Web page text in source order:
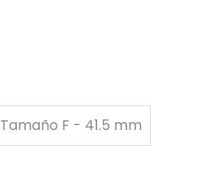
Tamaño F - 41.5 mm